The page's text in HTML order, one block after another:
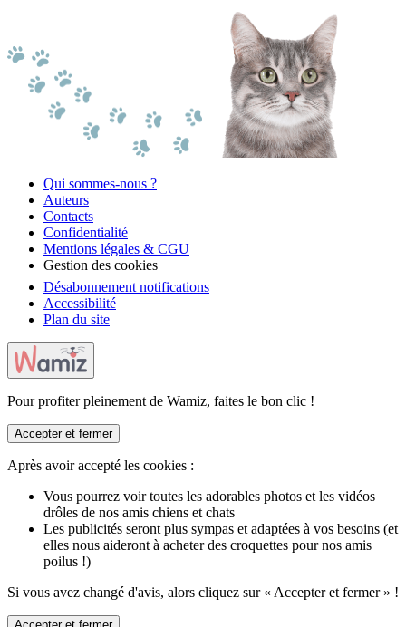
Qui sommes-nous ?
Auteurs
Contacts
Confidentialité
Mentions légales & CGU
Gestion des cookies
Désabonnement notifications
Accessibilité
Plan du site
Pour profiter pleinement de Wamiz, faites le bon clic !
Accepter et fermer
Après avoir accepté les cookies :
Vous pourrez voir toutes les adorables photos et les vidéos
drôles de nos amis chiens et chats
Les publicités seront plus sympas et adaptées à vos besoins (et
elles nous aideront à acheter des croquettes pour nos amis
poilus !)
Si vous avez changé d'avis, alors cliquez sur « Accepter et fermer » !